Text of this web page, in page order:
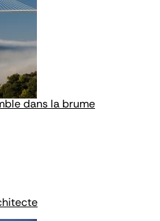
dans la brume